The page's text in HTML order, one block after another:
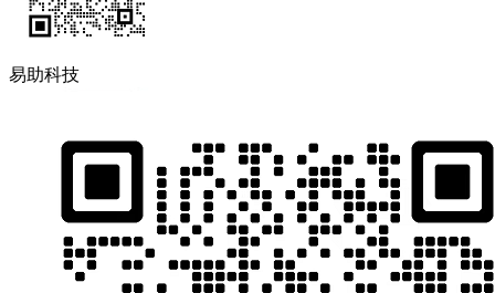
易助科技